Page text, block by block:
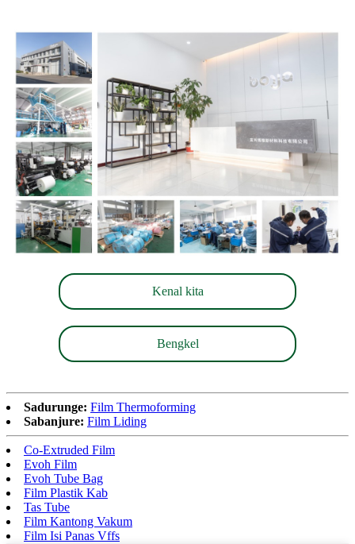
Kenal kita
Bengkel
Sadurunge: Film Thermoforming
Sabanjure: Film Liding
Co-Extruded Film
Evoh Film
Evoh Tube Bag
Film Plastik Kab
Tas Tube
Film Kantong Vakum
Film Isi Panas Vffs